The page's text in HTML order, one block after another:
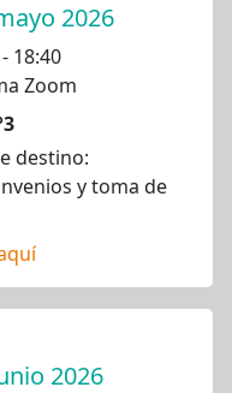
2026
18:40
Zoom
destino:
y toma de
2026